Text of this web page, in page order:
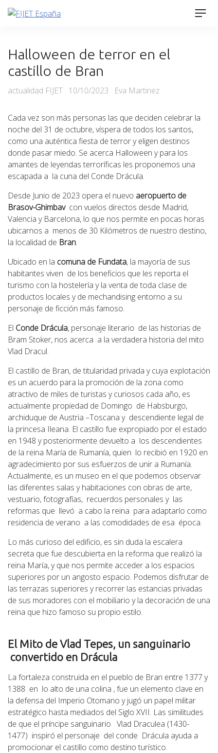
Skip
Halloween de terror en el
castillo de Bran
Categories
actualidad FIJET Posted
10/10/2023 Eva Martinez
Cada vez son más personas las que deciden celebrar la
noche del 31 de octubre, víspera de todos los santos,
como una auténtica fiesta de terror y eligen destinos
donde pasar miedo. Se acerca Halloween y para los
amantes de leyendas terroríficas les proponemos una
escapada a la cuna del Conde Drácula.
Desde Junio de 2023 opera el nuevo aeropuerto de
Brasov-Ghimbav con vuelos directos desde Madrid,
Valencia y Barcelona, lo que nos permite en pocas horas
ubicarnos a menos de 30 Kilómetros de nuestro destino,
la localidad de Bran.
Ubicado en la comuna de Fundata, la mayoría de sus
habitantes viven de los beneficios que les reporta el
turismo con la hostelería y la venta de toda clase de
productos locales y de mechandising entorno a su
personaje de ficción más famoso.
El Conde Drácula, personaje literario de las historias de
Bram Stoker, nos acerca a la verdadera historia del mito
Vlad Dracul.
El castillo de Bran, de titularidad privada y cuya explotación
es un acuerdo para la promoción de la zona como
atractivo de miles de turistas y curiosos cada año, es
actualmente propiedad de Domingo de Habsburgo,
archiduque de Austria –Toscana y descendiente legal de
la princesa Ileana. El castillo fue expropiado por el estado
en 1948 y posteriormente devuelto a los descendientes
de la reina María de Rumanía, quien lo recibió en 1920 en
agradecimiento por sus esfuerzos de unir a Rumanía.
Actualmente, es un museo en el que podemos observar
las diferentes salas y habitaciones con obras de arte,
vestuario, fotografías, recuerdos personales y las
reformas que llevó a cabo la reina para adaptarlo como
residencia de verano a las comodidades de esa época.
Lo más curioso del edificio, es sin duda la escalera
secreta que fue descubierta en la reforma que realizó la
reina María, y que nos permite acceder a los espacios
superiores por un angosto espacio. Podemos disfrutar de
las terrazas superiores y recorrer las estancias privadas
de sus moradores con el mobiliario y la decoración de una
reina que hizo famoso su propio estilo.
El Mito de Vlad Tepes, un sanguinario
convertido en Drácula
La fortaleza construida en el pueblo de Bran entre 1377 y
1388 en lo alto de una colina , fue un elemento clave en
la defensa del Imperio Otomano y jugó un papel militar
estratégico hasta mediados del Siglo XVII. Las similitudes
de que el príncipe sanguinario Vlad Draculea (1430-
1477) inspiró el personaje del conde Drácula ayuda a
promocionar el castillo como destino turístico.